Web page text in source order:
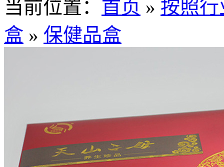
当前位置： 首页 » 按照
盒 » 保健品盒